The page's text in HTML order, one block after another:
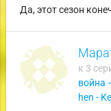
Да, этот сезон
к 3
война
hen -